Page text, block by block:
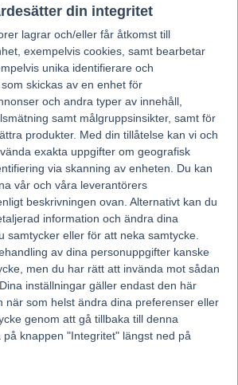
din integritet
lagrar och/eller får åtkomst till
exempelvis cookies, samt bearbetar
unika identifierare och
skickas av en enhet för
och andra typer av innehåll,
samt målgruppsinsikter, samt för
produkter. Med din tillåtelse kan vi och
exakta uppgifter om geografisk
via skanning av enheten. Du kan
vår och våra leverantörers
beskrivningen ovan. Alternativt kan du
information och ändra dina
samtycker eller för att neka samtycke.
av dina personuppgifter kanske
men du har rätt att invända mot sådan
inställningar gäller endast den här
när som helst ändra dina preferenser eller
genom att gå tillbaka till denna
på knappen "Integritet" längst ned på
utmanare till det stora svenskhoppet.
har mycket att åka med när V75® på
Månlykke A.M. på utsidan blir det
spännande hästar till start i den norsk-
Bjerke, men Magnus Teien Gundersen
Frode Hamre i anrika Jacob Meyers
medTroll Solen(V75-1) ska han försöka
kallblodskungen Månlykke A.M.
väldigt fint senast. Vi fick köra i lugnt
tagit ledningen och vi hade egentligen bara
Men jag gillade intrycket och hästen
form, säger Magnus Teien Gundersen, som
Månlykke A.M. på utsidan blir det
är väldigt bra och har väldigt bra form, så jag
chans från ledningen.